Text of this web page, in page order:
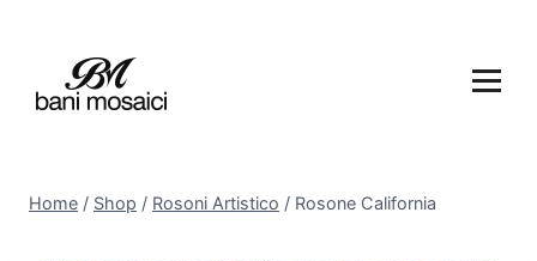
Home / Shop / Rosoni Artistico / Rosone California